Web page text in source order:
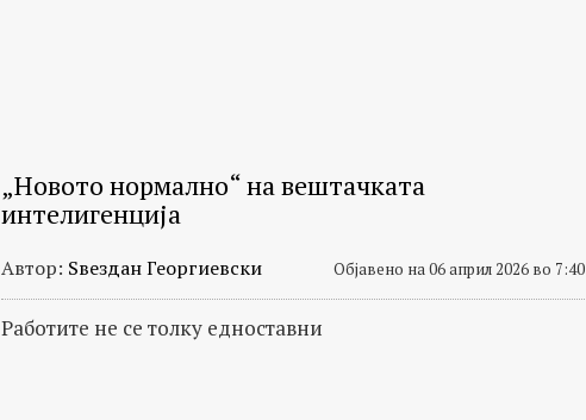
„Новото нормално“ на вештачката
интелигенција
Автор: Ѕвездан Георгиевски Објавено на 06 април 2026 во 7:40
Работите не се толку едноставни